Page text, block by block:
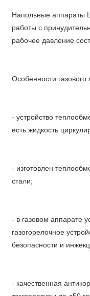
Напольные аппараты
работы с
рабочее давление
Особенности газового
- устройство
есть жидкость
- изготовлен
стали;
- в газовом аппарате
газогорелочное
безопасности и
- качественная